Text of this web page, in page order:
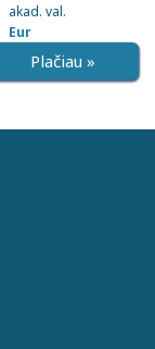
akad. val.
Eur
Plačiau »